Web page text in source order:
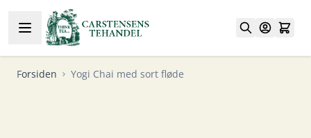
Skip to Content
Forsiden Yogi Chai med sort fløde